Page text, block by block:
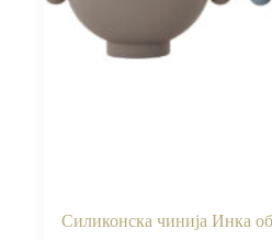
Силиконска чинија Инка